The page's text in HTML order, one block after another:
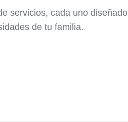
servicios, cada uno diseñado
de tu familia.